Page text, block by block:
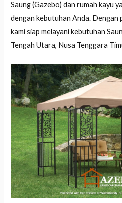
Saung (Gazebo) dan rumah kayu
dengan kebutuhan Anda. Dengan
kami siap melayani kebutuhan
Tengah Utara, Nusa Tenggara